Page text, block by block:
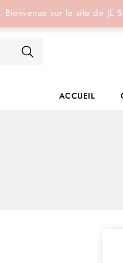
Bienvenue sur le site de JL
ACCUEIL